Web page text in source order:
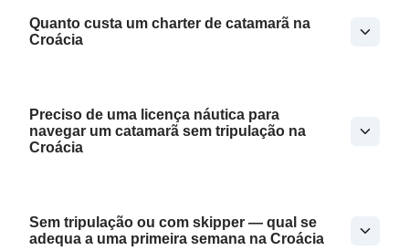
Quanto custa um charter de catamarã na
Croácia
Preciso de uma licença náutica para
navegar um catamarã sem tripulação na
Croácia
Sem tripulação ou com skipper — qual se
adequa a uma primeira semana na Croácia